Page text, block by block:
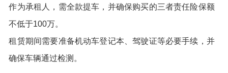
作为承租人，需全款提车，并确保购买的三者责任险保额
不低于100万。
租赁期间需要准备机动车登记本、驾驶证等必要手续，并
确保车辆通过检测。